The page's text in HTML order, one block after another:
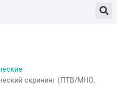
скрининг (ПТВ/МНО,